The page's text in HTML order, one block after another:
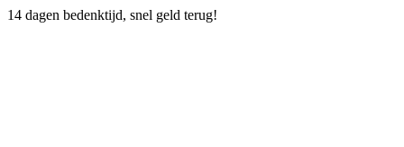
14 dagen bedenktijd, snel geld terug!